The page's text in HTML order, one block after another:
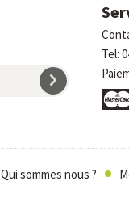
Tel:
Qui sommes nous ?